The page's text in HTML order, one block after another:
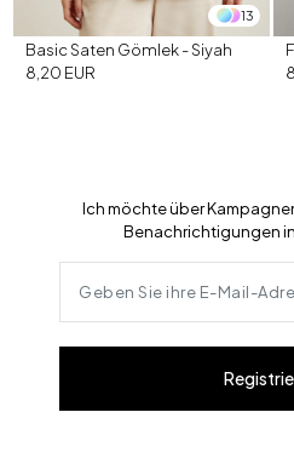
13
Basic Saten Gömlek - Siyah
8,20 EUR
Ich möchte über
Benachrichtigungen